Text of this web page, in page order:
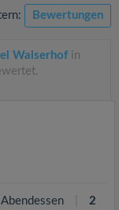
Bewertungen
Walserhof in
Abendessen
2